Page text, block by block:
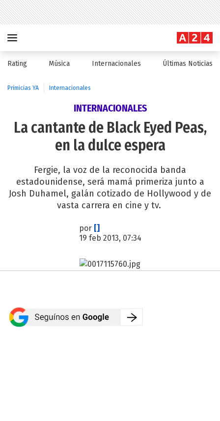
Rating Música Internacionales Últimas Noticias
Primicias YA Internacionales
INTERNACIONALES
La cantante de Black Eyed Peas,
en la dulce espera
Fergie, la voz de la reconocida banda
estadounidense, será mamá primeriza junto a
Josh Duhamel, galán cotizado de Hollywood y de
vasta carrera en cine y tv.
por []
19 feb 2013, 07:34